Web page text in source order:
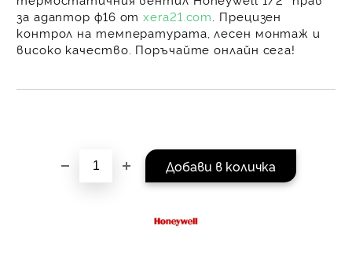
за адаптор ф16 отxera21.com . Прецизен
контрол на температурата, лесен монтаж и
високо качество. Поръчайте онлайн сега!
на поръчката се
равни месечни вноски
За покупки на